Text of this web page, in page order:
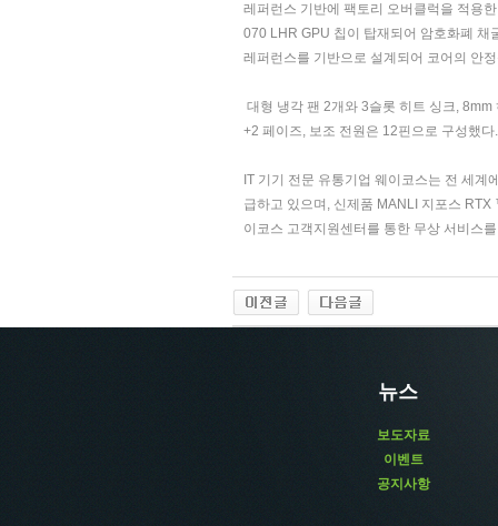
레퍼런스 기반에 팩토리 오버클럭을 적용
070 LHR GPU 칩이 탑재되어 암호화폐 채
레퍼런스를 기반으로 설계되어 코어의 안
대형 냉각 팬 2개와 3슬롯 히트 싱크,
+2 페이즈, 보조 전원은 12핀으로 구성했다.
IT 기기 전문 유통기업 웨이코스는 전 세계
급하고 있으며, 신제품 MANLI 지포스
이코스 고객지원센터를 통한 무상 서비스
뉴스
보도자료
이벤트
공지사항